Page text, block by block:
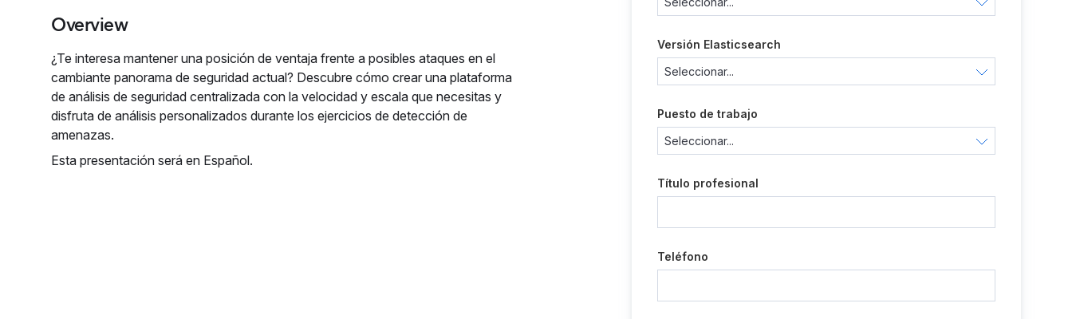
Overview
¿Te interesa mantener una posición de ventaja frente a posibles ataques en el
cambiante panorama de seguridad actual? Descubre cómo crear una plataforma
de análisis de seguridad centralizada con la velocidad y escala que necesitas y
disfruta de análisis personalizados durante los ejercicios de detección de
amenazas.
Esta presentación será en Español.
Versión Elasticsearch
Puesto de trabajo
Título profesional
Teléfono